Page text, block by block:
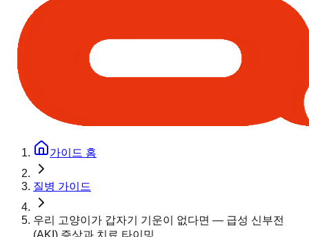
가이드 홈
질병 가이드
우리 고양이가 갑자기 기운이 없다면 — 급성 신부전
(AKI) 증상과 치료 타이밍